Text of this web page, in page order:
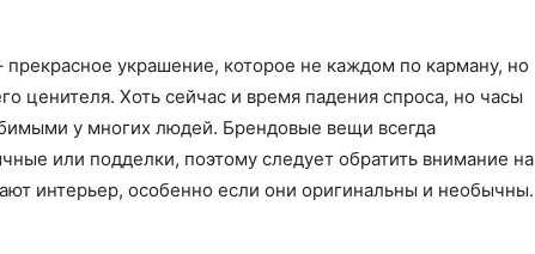
украшение, которое не каждом по карману, но
ценителя. Хоть сейчас и время падения спроса, но часы
у многих людей. Брендовые вещи всегда
или подделки, поэтому следует обратить внимание на
интерьер, особенно если они оригинальны и необычны.